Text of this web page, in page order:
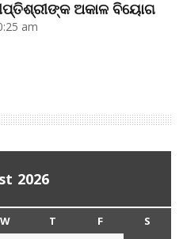
ଅକାଳ ବିୟୋଗ
am
2026
W T F S